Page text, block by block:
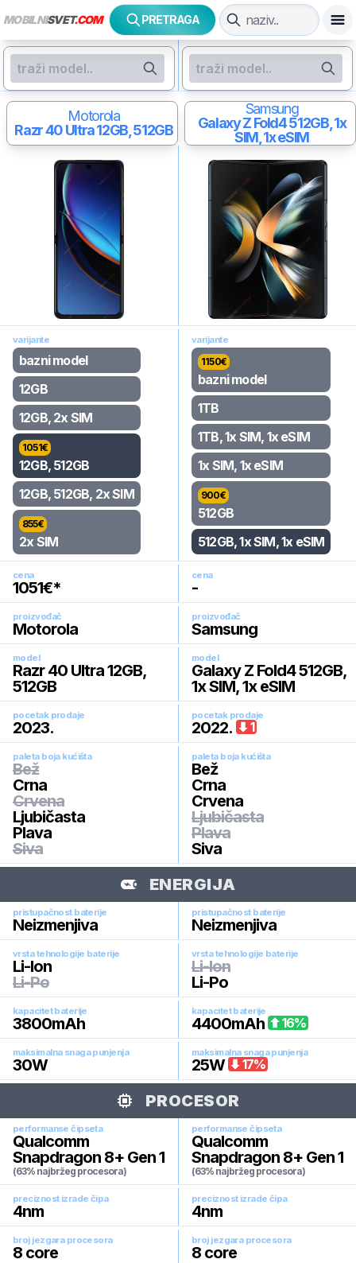
MOBILNISVET.COM PRETRAGA
Motorola
Razr 40 Ultra12GB, 512GB
Samsung
Galaxy Z Fold4512GB, 1x
SIM, 1x eSIM
varijante
bazni model
12GB
12GB, 2x SIM
1051€
12GB, 512GB
12GB, 512GB, 2x SIM
855€
2x SIM
varijante
1150€
bazni model
1TB
1TB, 1x SIM, 1x eSIM
1x SIM, 1x eSIM
900€
512GB
512GB, 1x SIM, 1x eSIM
cena
1051€*
cena
-
proizvođač
Motorola
proizvođač
Samsung
model
Razr 40 Ultra 12GB,
512GB
model
Galaxy Z Fold4 512GB,
1x SIM, 1x eSIM
pocetak prodaje
2023.
pocetak prodaje
2022. 1
paleta boja kućišta
Bež
Crna
Crvena
Ljubičasta
Plava
Siva
paleta boja kućišta
Bež
Crna
Crvena
Ljubičasta
Plava
Siva
ENERGIJA
pristupačnost baterije
Neizmenjiva
pristupačnost baterije
Neizmenjiva
vrsta tehnologije baterije
Li-Ion
Li-Po
vrsta tehnologije baterije
Li-Ion
Li-Po
kapacitet baterije
3800mAh
kapacitet baterije
4400mAh 16%
maksimalna snaga punjenja
30W
maksimalna snaga punjenja
25W 17%
PROCESOR
performanse čipseta
Qualcomm
Snapdragon 8+ Gen 1
(63% najbržeg procesora)
performanse čipseta
Qualcomm
Snapdragon 8+ Gen 1
(63% najbržeg procesora)
preciznost izrade čipa
4nm
preciznost izrade čipa
4nm
broj jezgara procesora
8 core
broj jezgara procesora
8 core